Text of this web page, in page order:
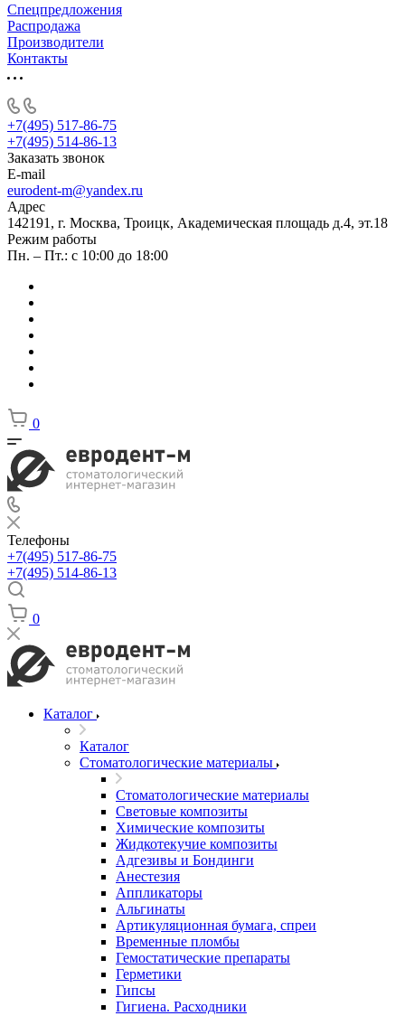
Спецпредложения
Распродажа
Производители
Контакты
+7(495) 517-86-75
+7(495) 514-86-13
Заказать звонок
E-mail
eurodent-m@yandex.ru
Адрес
142191, г. Москва, Троицк, Академическая площадь д.4, эт.18
Режим работы
Пн. – Пт.: с 10:00 до 18:00
0
Телефоны
+7(495) 517-86-75
+7(495) 514-86-13
0
Каталог
Каталог
Стоматологические материалы
Стоматологические материалы
Световые композиты
Химические композиты
Жидкотекучие композиты
Адгезивы и Бондинги
Анестезия
Аппликаторы
Альгинаты
Артикуляционная бумага, спреи
Временные пломбы
Гемостатические препараты
Герметики
Гипсы
Гигиена. Расходники